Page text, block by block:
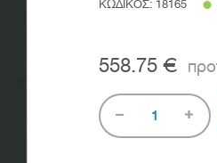
ΚΩΔΙΚΟΣ: 18165
558.75 €
1